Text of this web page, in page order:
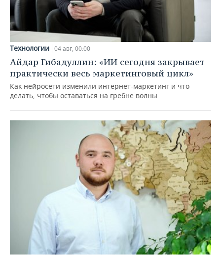
Технологии 04 авг, 00:00
Айдар Гибадуллин: «ИИ сегодня закрывает
практически весь маркетинговый цикл»
Как нейросети изменили интернет-маркетинг и что
делать, чтобы оставаться на гребне волны